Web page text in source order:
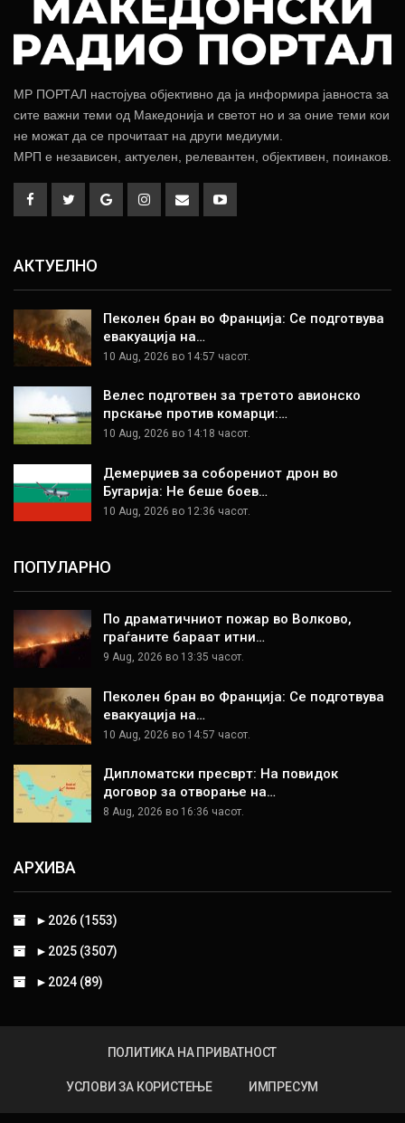
МР ПОРТАЛ настојува објективно да ја информира јавноста за
сите важни теми од Македонија и светот но и за оние теми кои
не можат да се прочитаат на други медиуми.
МРП е независен, актуелен, релевантен, објективен, поинаков.
АКТУЕЛНО
Пеколен бран во Франција: Се подготвува
евакуација на…
10 Aug, 2026 во 14:57 часот.
Велес подготвен за третото авионско
прскање против комарци:…
10 Aug, 2026 во 14:18 часот.
Демерџиев за соборениот дрон во
Бугарија: Не беше боев…
10 Aug, 2026 во 12:36 часот.
ПОПУЛАРНО
По драматичниот пожар во Волково,
граѓаните бараат итни…
9 Aug, 2026 во 13:35 часот.
Пеколен бран во Франција: Се подготвува
евакуација на…
10 Aug, 2026 во 14:57 часот.
Дипломатски пресврт: На повидок
договор за отворање на…
8 Aug, 2026 во 16:36 часот.
АРХИВА
► 2026 (1553)
► 2025 (3507)
► 2024 (89)
ПОЛИТИКА НА ПРИВАТНОСТ
УСЛОВИ ЗА КОРИСТЕЊЕ ИМПРЕСУМ